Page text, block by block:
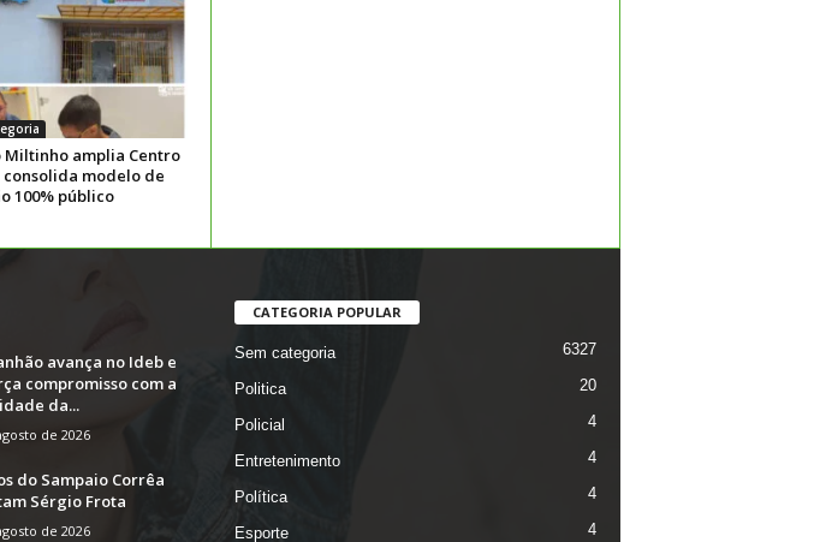
Miltinho amplia Centro
consolida modelo de
100% público
avança no Ideb e
compromisso com a
da...
de 2026
do Sampaio Corrêa
Sérgio Frota
de 2026
CATEGORIA POPULAR
Sem categoria 6327
Politica 20
Policial 4
Entretenimento 4
Política 4
Esporte 4